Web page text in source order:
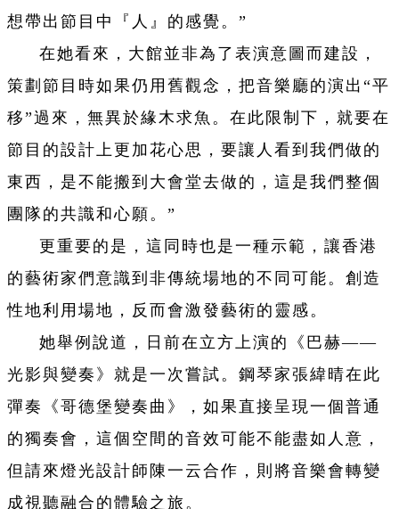
想帶出節目中『人』的感覺。”
在她看來，大館並非為了表演意圖而建設，
策劃節目時如果仍用舊觀念，把音樂廳的演出“平
移”過來，無異於緣木求魚。在此限制下，就要在
節目的設計上更加花心思，要讓人看到我們做的
東西，是不能搬到大會堂去做的，這是我們整個
團隊的共識和心願。”
更重要的是，這同時也是一種示範，讓香港
的藝術家們意識到非傳統場地的不同可能。 創造
性地利用場地，反而會激發藝術的靈感。
她舉例說道，日前在立方上演的《巴赫——
光影與變奏》就是一次嘗試。鋼琴家張緯晴在此
彈奏《哥德堡變奏曲》，如果直接呈現一個普通
的獨奏會，這個空間的音效可能不能盡如人意，
但請來燈光設計師陳一云合作，則將音樂會轉變
成視聽融合的體驗之旅。